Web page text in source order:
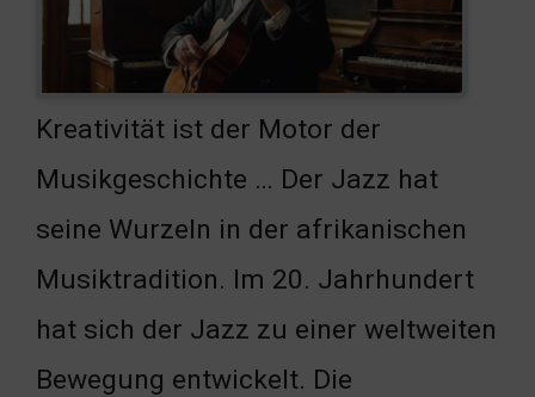
Kreativität ist der Motor der
Musikgeschichte … Der Jazz hat
seine Wurzeln in der afrikanischen
Musiktradition. Im 20. Jahrhundert
hat sich der Jazz zu einer weltweiten
Bewegung entwickelt. Die